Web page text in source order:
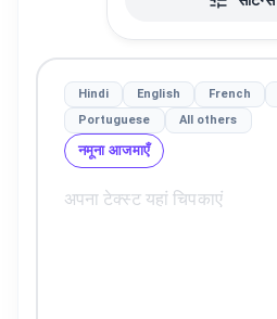
Hindi English French
Portuguese
All others
नमूना आजमाएँ